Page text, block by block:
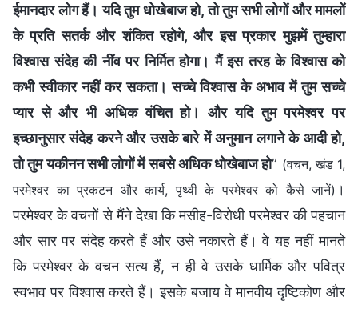
ईमानदार लोग हैं। यदि तुम धोखेबाज हो, तो तुम सभी लोगों और मामलों
के प्रति सतर्क और शंकित रहोगे, और इस प्रकार मुझमें तुम्हारा
विश्वास संदेह की नींव पर निर्मित होगा। मैं इस तरह के विश्वास को
कभी स्वीकार नहीं कर सकता। सच्चे विश्वास के अभाव में तुम सच्चे
प्यार से और भी अधिक वंचित हो। और यदि तुम परमेश्वर पर
इच्छानुसार संदेह करने और उसके बारे में अनुमान लगाने के आदी हो,
तो तुम यकीनन सभी लोगों में सबसे अधिक धोखेबाज हो” (वचन, खंड 1,
परमेश्वर का प्रकटन और कार्य, पृथ्वी के परमेश्वर को कैसे जानें) ।
परमेश्वर के वचनों से मैंने देखा कि मसीह-विरोधी परमेश्वर की पहचान
और सार पर संदेह करते हैं और उसे नकारते हैं। वे यह नहीं मानते
कि परमेश्वर के वचन सत्य हैं, न ही वे उसके धार्मिक और पवित्र
स्वभाव पर विश्वास करते हैं। इसके बजाय वे मानवीय दृष्टिकोण और